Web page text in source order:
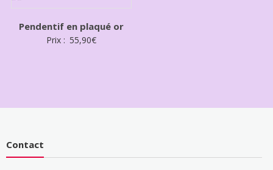
Pendentif en plaqué or
Prix : 55,90€
Contact